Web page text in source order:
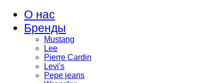
О нас
Бренды
Mustang
Lee
Pierre Cardin
Levi's
Pepe jeans